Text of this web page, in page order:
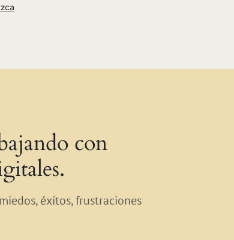
con
éxitos, frustraciones